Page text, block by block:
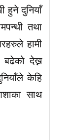
हुने दुनियाँ
तथा
हामी
देख्न
केहि
साथ